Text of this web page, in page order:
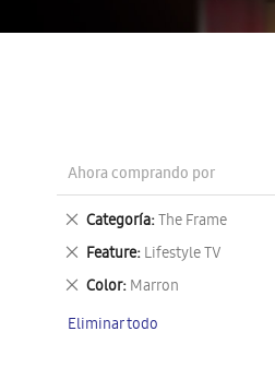
Ahora comprando por
Categoría The Frame
Eliminar
este
artículo
Feature Lifestyle TV
Eliminar
este
artículo
Color Marron
Eliminar
artículo
Eliminar todo